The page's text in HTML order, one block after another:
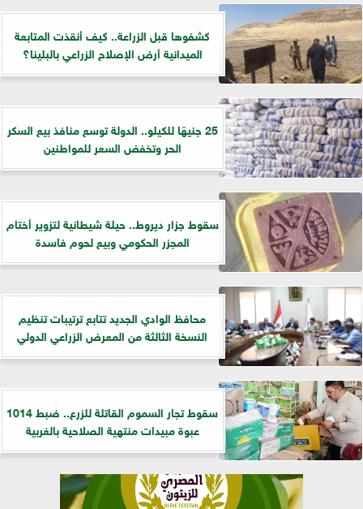
كشفوها قبل الزراعة.. كيف أنقذت المتابعة
الميدانية أرض الإصلاح الزراعي بالبلينا؟
25 جنيهًا للكيلو.. الدولة توسع منافذ بيع السكر
الحر وتخفض السعر للمواطنين
سقوط جزار ديروط.. حيلة شيطانية لتزوير أختام
المجزر الحكومي وبيع لحوم فاسدة
​محافظ الوادي الجديد تتابع ترتيبات تنظيم
النسخة الثالثة من المعرض الزراعي الدولي
سقوط تجار السموم القاتلة للزرع.. ضبط 1014
عبوة مبيدات منتهية الصلاحية بالغربية